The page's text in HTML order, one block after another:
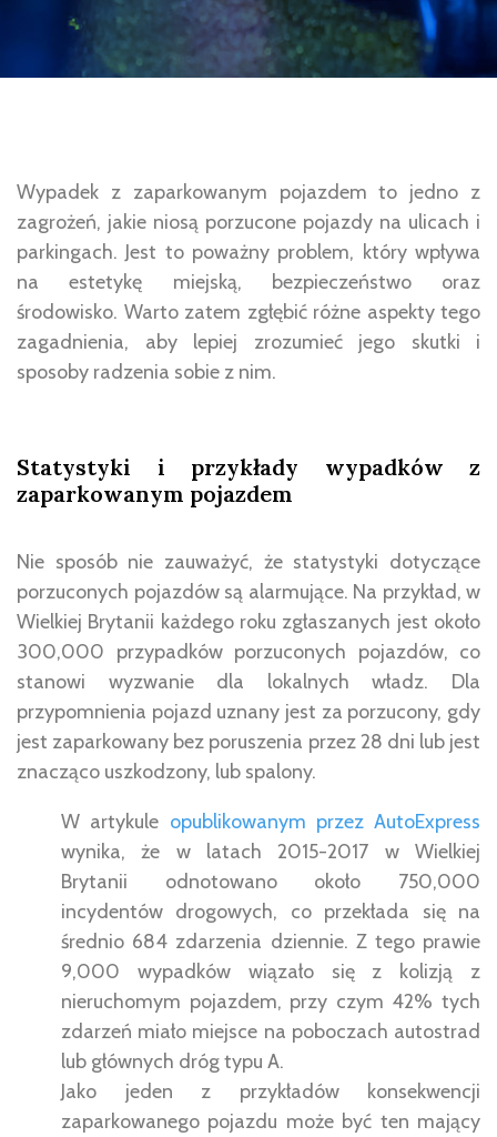
Wypadek z zaparkowanym pojazdem to jedno z
zagrożeń, jakie niosą porzucone pojazdy na ulicach i
parkingach. Jest to poważny problem, który wpływa
na estetykę miejską, bezpieczeństwo oraz
środowisko. Warto zatem zgłębić różne aspekty tego
zagadnienia, aby lepiej zrozumieć jego skutki i
sposoby radzenia sobie z nim.
Statystyki i przykłady wypadków z
zaparkowanym pojazdem
Nie sposób nie zauważyć, że statystyki dotyczące
porzuconych pojazdów są alarmujące. Na przykład, w
Wielkiej Brytanii każdego roku zgłaszanych jest około
300,000 przypadków porzuconych pojazdów, co
stanowi wyzwanie dla lokalnych władz. Dla
przypomnienia pojazd uznany jest za porzucony, gdy
jest zaparkowany bez poruszenia przez 28 dni lub jest
znacząco uszkodzony, lub spalony.
W artykule opublikowanym przez AutoExpress
wynika, że w latach 2015-2017 w Wielkiej
Brytanii odnotowano około 750,000
incydentów drogowych, co przekłada się na
średnio 684 zdarzenia dziennie. Z tego prawie
9,000 wypadków wiązało się z kolizją z
nieruchomym pojazdem, przy czym 42% tych
zdarzeń miało miejsce na poboczach autostrad
lub głównych dróg typu A.
Jako jeden z przykładów konsekwencji
zaparkowanego pojazdu może być ten mający